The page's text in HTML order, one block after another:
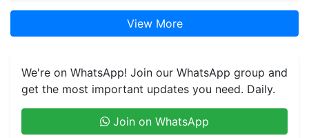
View More
We're on WhatsApp! Join our WhatsApp group and
get the most important updates you need. Daily.
Join on WhatsApp